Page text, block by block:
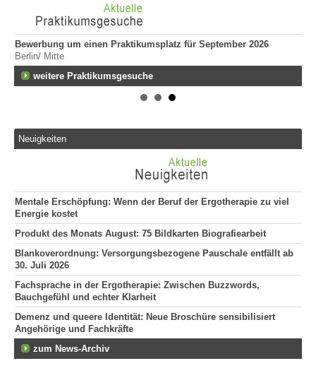
Bewerbung um einen Praktikumsplatz für September 2026
Berlin/ Mitte
weitere Praktikumsgesuche
Neuigkeiten
Mentale Erschöpfung: Wenn der Beruf der Ergotherapie zu viel
Energie kostet
Produkt des Monats August: 75 Bildkarten Biografiearbeit
Blankoverordnung: Versorgungsbezogene Pauschale entfällt ab
30. Juli 2026
Fachsprache in der Ergotherapie: Zwischen Buzzwords,
Bauchgefühl und echter Klarheit
Demenz und queere Identität: Neue Broschüre sensibilisiert
Angehörige und Fachkräfte
zum News-Archiv